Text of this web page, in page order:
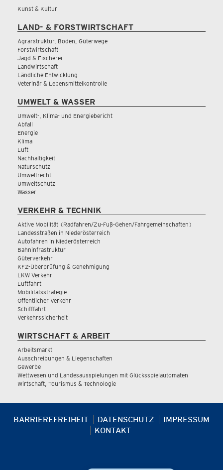
Kunst & Kultur
LAND- & FORSTWIRTSCHAFT
Agrarstruktur, Boden, Güterwege
Forstwirtschaft
Jagd & Fischerei
Landwirtschaft
Ländliche Entwicklung
Veterinär & Lebensmittelkontrolle
UMWELT & WASSER
Umwelt-, Klima- und Energiebericht
Abfall
Energie
Klima
Luft
Nachhaltigkeit
Naturschutz
Umweltrecht
Umweltschutz
Wasser
VERKEHR & TECHNIK
Aktive Mobilität (Radfahren/Zu-Fuß-Gehen/Fahrgemeinschaften)
Landesstraßen in Niederösterreich
Autofahren in Niederösterreich
Bahninfrastruktur
Güterverkehr
KFZ-Überprüfung & Genehmigung
LKW Verkehr
Luftfahrt
Mobilitätsstrategie
Öffentlicher Verkehr
Schifffahrt
Verkehrssicherheit
WIRTSCHAFT & ARBEIT
Arbeitsmarkt
Ausschreibungen & Liegenschaften
Gewerbe
Wettwesen und Landesausspielungen mit Glücksspielautomaten
Wirtschaft, Tourismus & Technologie
BARRIEREFREIHEIT DATENSCHUTZ
IMPRESSUM
KONTAKT